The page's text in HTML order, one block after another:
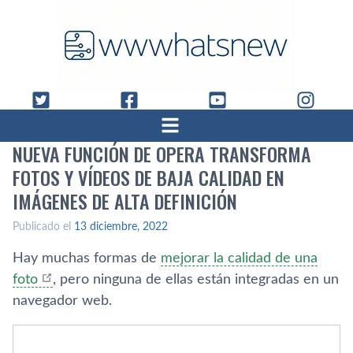
NUEVA FUNCIÓN DE OPERA TRANSFORMA
FOTOS Y VÍDEOS DE BAJA CALIDAD EN
IMÁGENES DE ALTA DEFINICIÓN
Publicado el 13 diciembre, 2022
Hay muchas formas de mejorar la calidad de una
foto
, pero ninguna de ellas están integradas en un
navegador web.